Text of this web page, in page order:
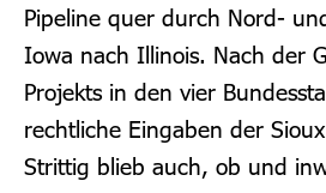
Pipeline quer durch Nord-
Iowa nach Illinois. Nach der
Projekts in den vier
rechtliche Eingaben der
Strittig blieb auch, ob und